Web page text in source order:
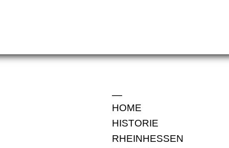
HOME
HISTORIE
RHEINHESSEN